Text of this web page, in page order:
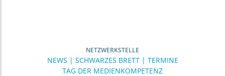
NETZWERKSTELLE
NEWS | SCHWARZES BRETT | TERMINE
TAG DER MEDIENKOMPETENZ